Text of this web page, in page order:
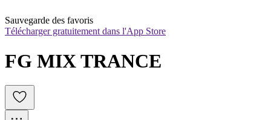
Sauvegarde des favoris
Télécharger gratuitement dans l'App Store
FG MIX TRANCE